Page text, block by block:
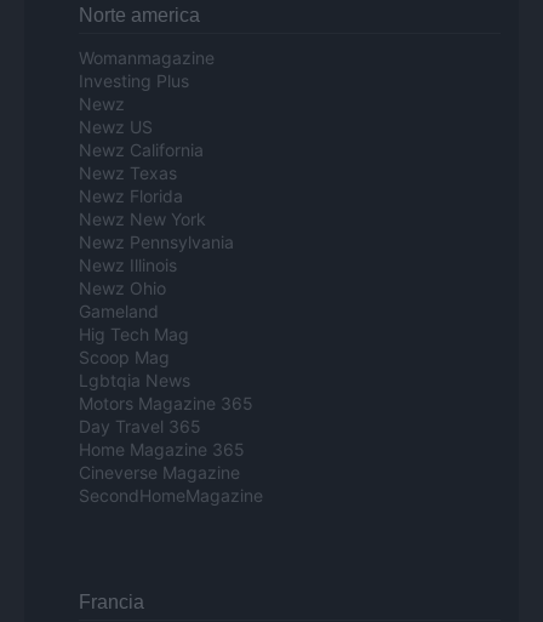
Norte america
Womanmagazine
Investing Plus
Newz
Newz US
Newz California
Newz Texas
Newz Florida
Newz New York
Newz Pennsylvania
Newz Illinois
Newz Ohio
Gameland
Hig Tech Mag
Scoop Mag
Lgbtqia News
Motors Magazine 365
Day Travel 365
Home Magazine 365
Cineverse Magazine
SecondHomeMagazine
Francia